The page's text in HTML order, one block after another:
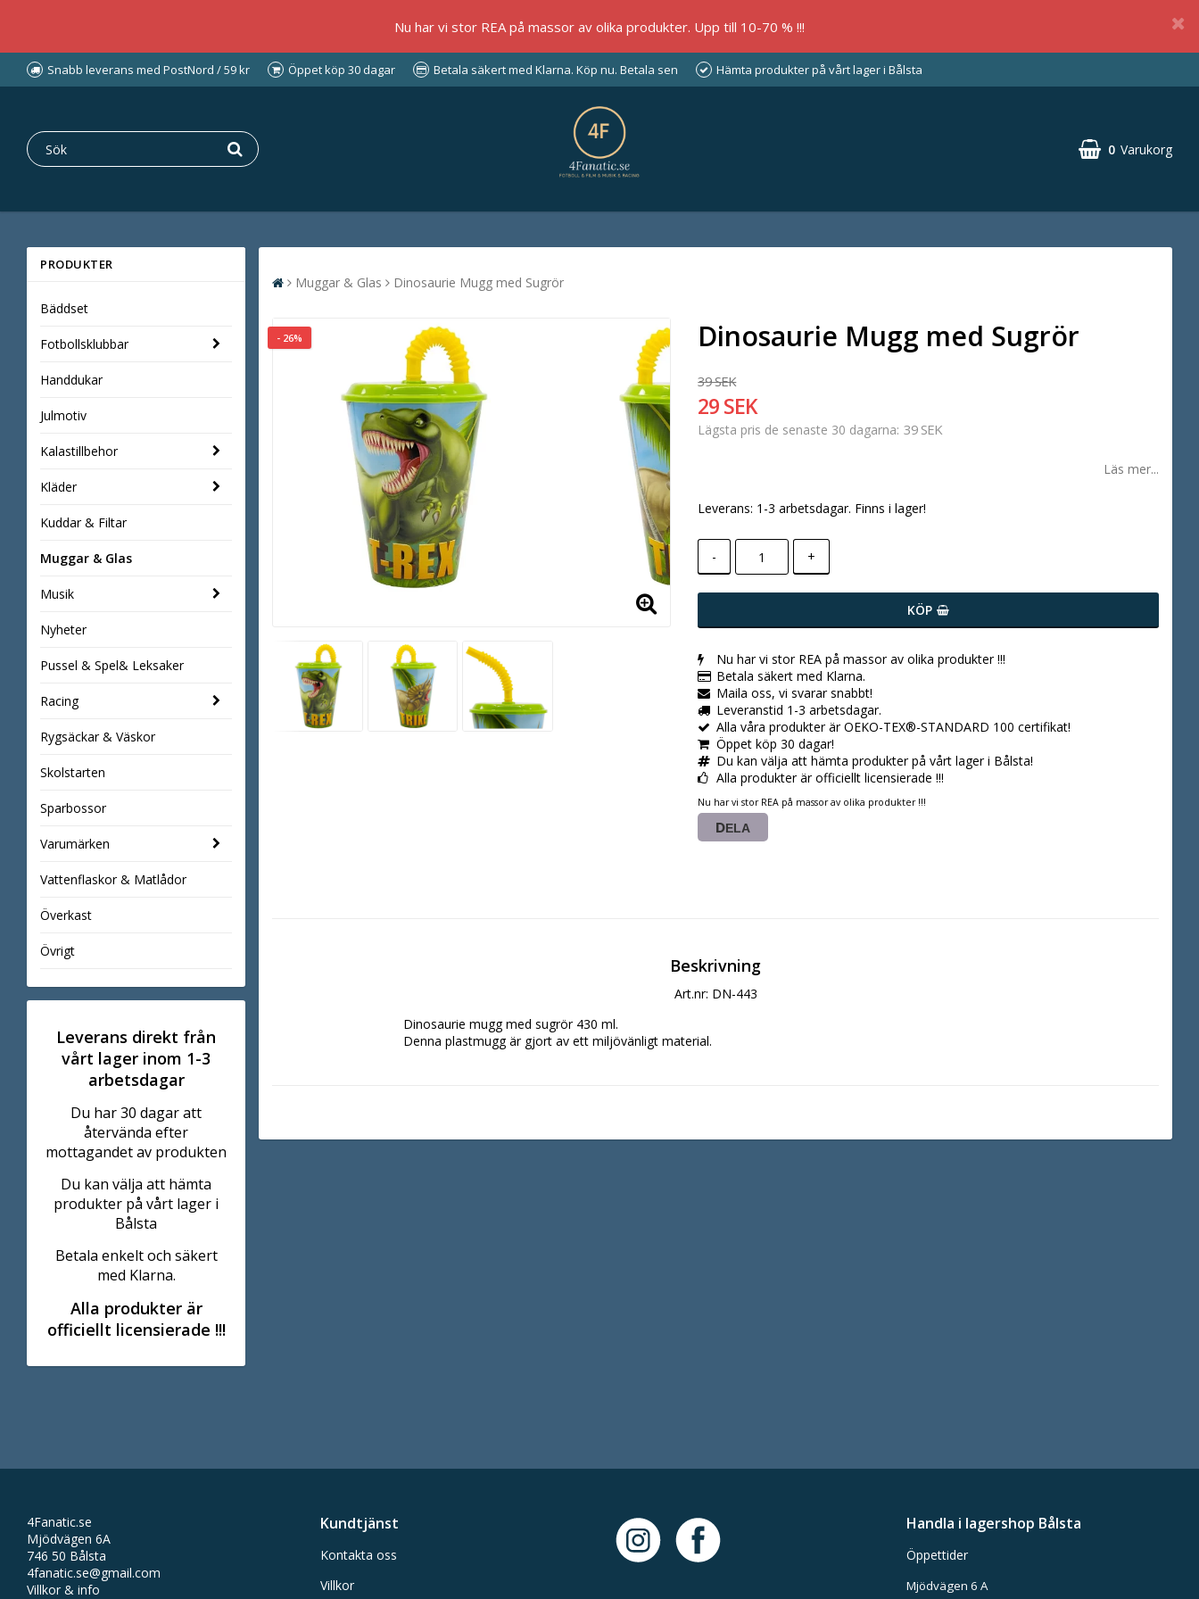
Nu har vi stor REA på massor av olika produkter. Upp till 10-70 % !!!
Snabb leverans med PostNord / 59 kr Öppet köp 30 dagar Betala säkert med Klarna. Köp nu. Betala sen Hämta produkter på vårt lager i Bålsta
0 Varukorg
PRODUKTER
Bäddset
Fotbollsklubbar
Handdukar
Julmotiv
Kalastillbehor
Kläder
Kuddar & Filtar
Muggar & Glas
Musik
Nyheter
Pussel & Spel& Leksaker
Racing
Rygsäckar & Väskor
Skolstarten
Sparbossor
Varumärken
Vattenflaskor & Matlådor
Överkast
Övrigt
Leverans direkt från
vårt lager inom 1-3
arbetsdagar
Du har 30 dagar att
återvända efter
mottagandet av produkten
Du kan välja att hämta
produkter på vårt lager i
Bålsta
Betala enkelt och säkert
med Klarna.
Alla produkter är
officiellt licensierade !!!
Muggar & Glas Dinosaurie Mugg med Sugrör
- 26% Dinosaurie Mugg med Sugrör
39 SEK
29 SEK
Lägsta pris de senaste 30 dagarna 39 SEK
Läs mer...
Leverans: 1-3 arbetsdagar. Finns i lager!
- +
KÖP
Nu har vi stor REA på massor av olika produkter !!!
Betala säkert med Klarna.
Maila oss, vi svarar snabbt!
Leveranstid 1-3 arbetsdagar.
Alla våra produkter är OEKO-TEX®-STANDARD 100 certifikat!
Öppet köp 30 dagar!
Du kan välja att hämta produkter på vårt lager i Bålsta!
Alla produkter är officiellt licensierade !!!
Nu har vi stor REA på massor av olika produkter !!!
DELA
Beskrivning
Art.nr: DN-443
Dinosaurie mugg med sugrör 430 ml.
Denna plastmugg är gjort av ett miljövänligt material.
4Fanatic.se
Mjödvägen 6A
746 50 Bålsta
4fanatic.se@gmail.com
Villkor & info
Kundtjänst
Kontakta oss
Villkor
Handla i lagershop Bålsta
Öppettider
Mjödvägen 6 A